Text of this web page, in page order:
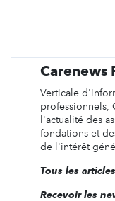
Carenews
Verticale
professionnels,
l'actualité des
fondations et
de l'intérêt
Tous les
Recevoir les